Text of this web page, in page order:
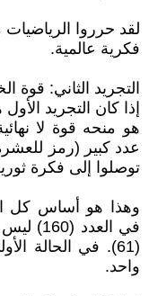
لقد حرروا الرياضيات
فكرية عالمية.
التجريد الثاني: قوة
إذا كان التجريد
هو منحه قوة لا
عدد كبير (رمز
توصلوا إلى فكرة
(61). في الحالة
واحد.